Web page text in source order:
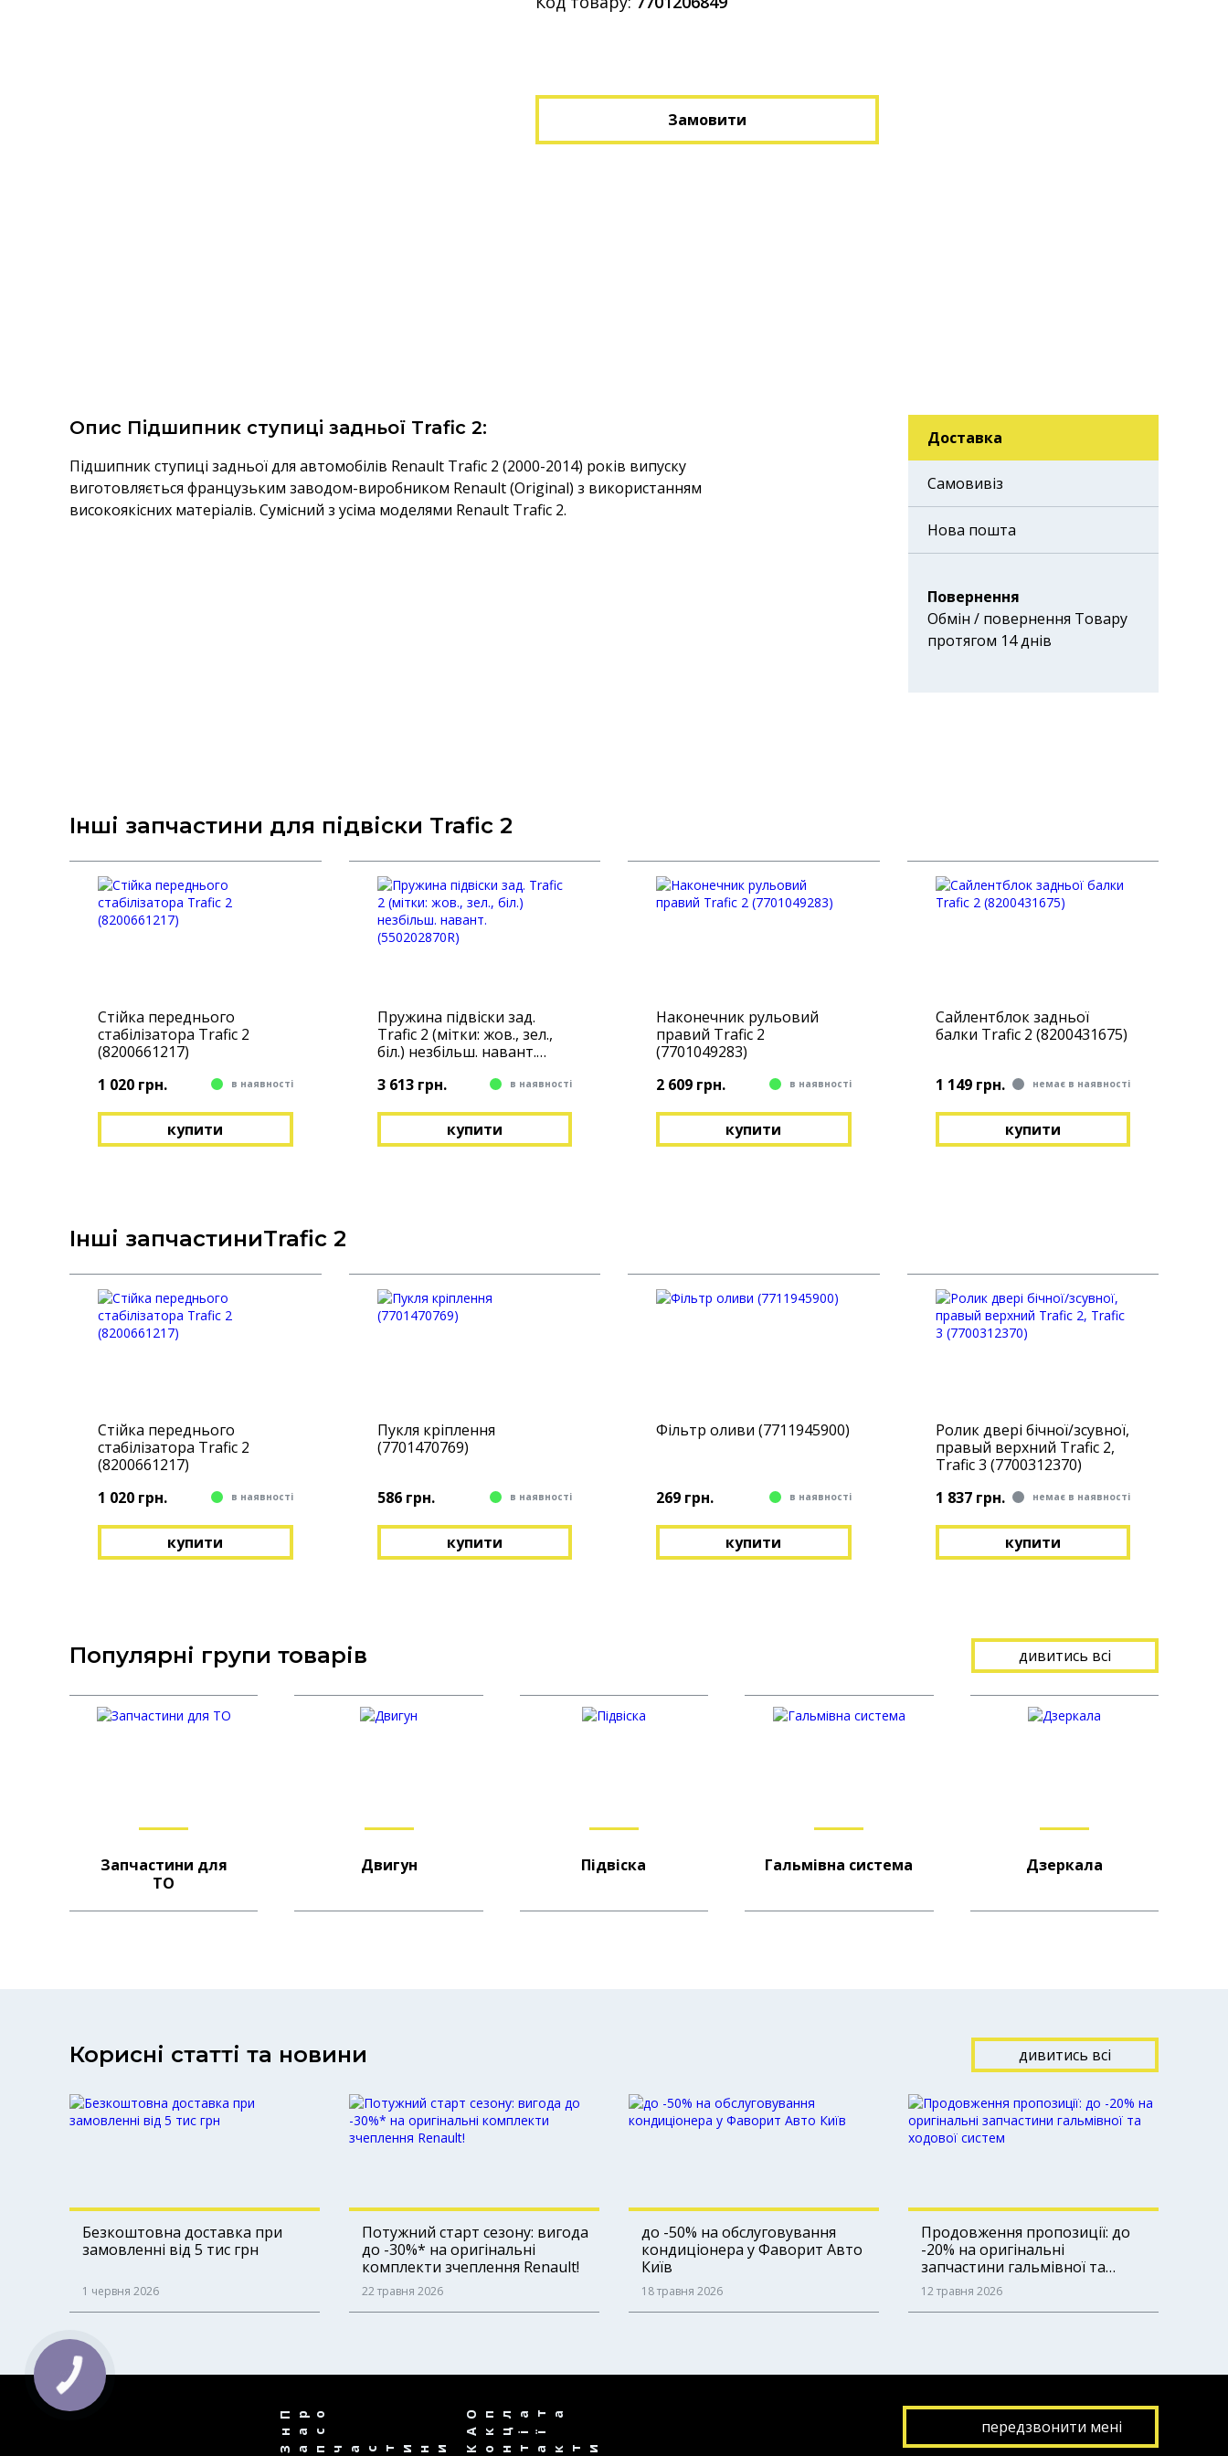
Замовити
Опис Підшипник ступиці задньої Trafic 2:
Підшипник ступиці задньої для автомобілів Renault Trafic 2 (2000-2014) років випуску
виготовляється французьким заводом-виробником Renault (Original) з використанням
високоякісних матеріалів. Сумісний з усіма моделями Renault Trafic 2.
Доставка
Самовивіз
Нова пошта
Повернення
Обмін / повернення Товару
протягом 14 днів
Інші запчастини для підвіски Trafic 2
Стійка переднього
стабілізатора Trafic 2
(8200661217)
1 020 грн.
в наявності
купити
Пружина підвіски зад.
Trafic 2 (мітки: жов., зел.,
біл.) незбільш. навант.
3 613 грн. в наявності
купити
Наконечник рульовий
правий Trafic 2
(7701049283)
2 609 грн.
в наявності
купити
Сайлентблок задньої
балки Trafic 2 (8200431675)
1 149 грн. немає в наявності
купити
Інші запчастиниTrafic 2
Стійка переднього
стабілізатора Trafic 2
(8200661217)
1 020 грн.
в наявності
купити
Пукля кріплення
(7701470769)
586 грн. в наявності
купити
Фільтр оливи (7711945900)
269 грн. в наявності
купити
Ролик двері бічної/зсувної,
правый верхний Trafic 2,
Trafic 3 (7700312370)
1 837 грн.
немає в наявності
купити
Популярнi групи товарiв дивитись всi
Запчастини для
ТО
Двигун Підвіска Гальмівна система Дзеркала
Корисні статті та новини дивитись всi
Безкоштовна доставка при
замовленні від 5 тис грн
1 червня 2026
Потужний старт сезону: вигода
до -30%* на оригінальні
комплекти зчеплення Renault!
22 травня 2026
до -50% на обслуговування
кондиціонера у Фаворит Авто
Київ
18 травня 2026
Продовження пропозиції: до
-20% на оригінальні
запчастини гальмівної та
ходової систем
12 травня 2026
Про
нас
Запчастини
Оплата
Акції
Контакти
передзвонити менi